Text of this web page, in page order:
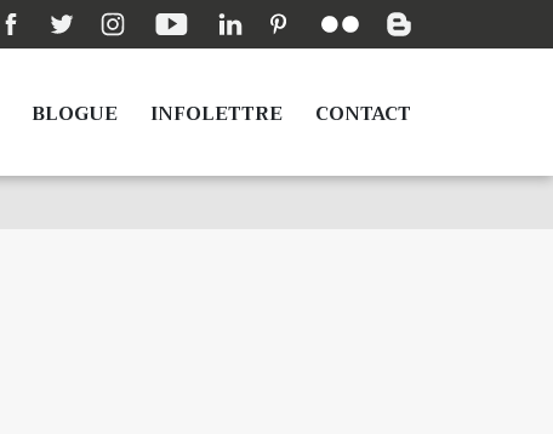
BLOGUE INFOLETTRE CONTACT